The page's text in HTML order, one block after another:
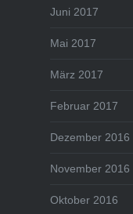
Juni 2017
Mai 2017
März 2017
Februar 2017
Dezember 2016
November 2016
Oktober 2016